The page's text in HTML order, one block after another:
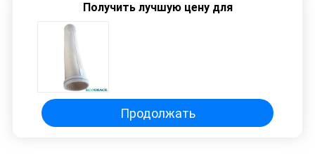
Получить лучшую цену для
Продолжать